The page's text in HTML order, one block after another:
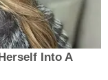
Into A